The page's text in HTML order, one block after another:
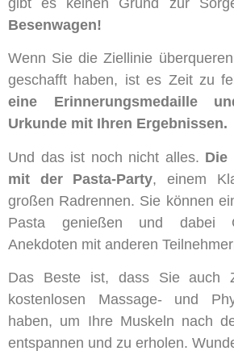
Besenwagen!
Wenn Sie die Ziellinie
geschafft haben, ist es Zeit zu
eine Erinnerungsmedaille
Urkunde mit Ihren Ergebnissen.
Und das ist noch nicht alles. Die
mit der Pasta-Party, einem
großen Radrennen. Sie können
Pasta genießen und dabei
Anekdoten mit anderen
Das Beste ist, dass Sie auch
kostenlosen Massage- und
haben, um Ihre Muskeln nach
entspannen und zu erholen.